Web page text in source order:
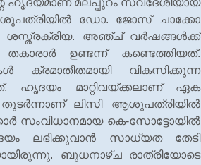
ഹൃദയമാണ് മലപ്പുറം സ്വദേശിയായ
ഡോ. ജോസ് ചാക്കോ
ശസ്ത്രക്രിയ. അഞ്ച് വര്‍ഷങ്ങള്‍ക്ക്
ഉണ്ടന്ന് കണ്ടെത്തിയത്.
വികസിക്കുന്ന
ഹൃദയം മാറ്റിവയ്ക്കലാണ് ഏക
തുടര്‍ന്നാണ് ലിസി ആശുപത്രിയില്‍
സംവിധാനമായ കെ-സോട്ടോയില്‍
ലഭിക്കുവാന്‍ സാധ്യത തേടി
ബുധനാഴ്ച രാത്രിയോടെ